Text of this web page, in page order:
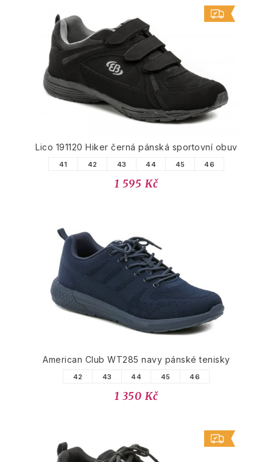
Lico 191120 Hiker černá pánská sportovní obuv
41 42 43 44 45 46
1 595 Kč
American Club WT285 navy pánské tenisky
42 43 44 45 46
1 350 Kč